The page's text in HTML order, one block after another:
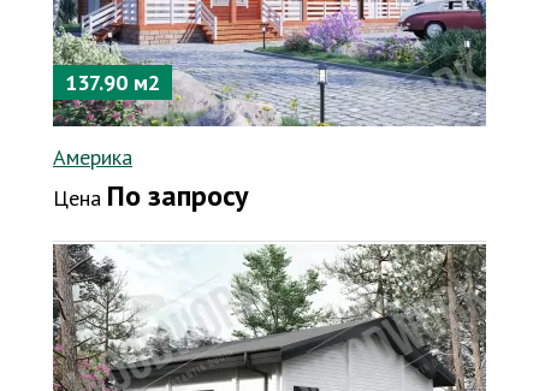
137.90 м2
Америка
Цена По запросу